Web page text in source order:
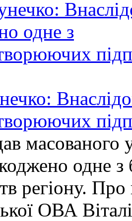
масованого
одне
регіону.
ОВА